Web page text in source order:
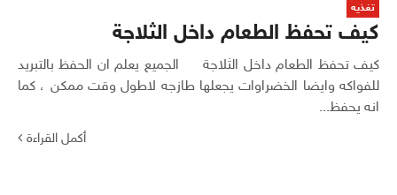
تغذيه
كيف تحفظ الطعام داخل الثلاجة
كيف تحفظ الطعام داخل الثلاجة الجميع يعلم ان الحفظ بالتبريد
للفواكه وايضا الخضراوات يجعلها طازجه لاطول وقت ممكن ، كما
انه يحفظ...
أكمل القراءة